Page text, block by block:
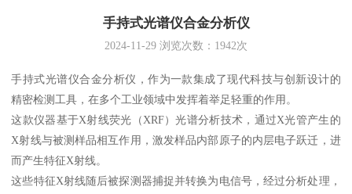
手持式光谱仪合金分析仪
2024-11-29 浏览次数： 1942次
手持式光谱仪合金分析仪，作为一款集成了现代科技与创新设计的
精密检测工具，在多个工业领域中发挥着举足轻重的作用。
这款仪器基于X射线荧光（XRF）光谱分析技术，通过X光管产生的
X射线与被测样品相互作用，激发样品内部原子的内层电子跃迁，进
而产生特征X射线。
这些特征X射线随后被探测器捕捉并转换为电信号，经过分析处理，